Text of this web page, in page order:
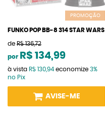
PROMOÇÃO
FUNKO POP BB-8 314 STAR WARS
de R$ 136,72
por R$ 134,99
à vista R$ 130,94economize 3%
no Pix
AVISE-ME